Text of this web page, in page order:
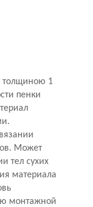
толщиною 1
пенки
Может
тел сухих
материала
монтажной